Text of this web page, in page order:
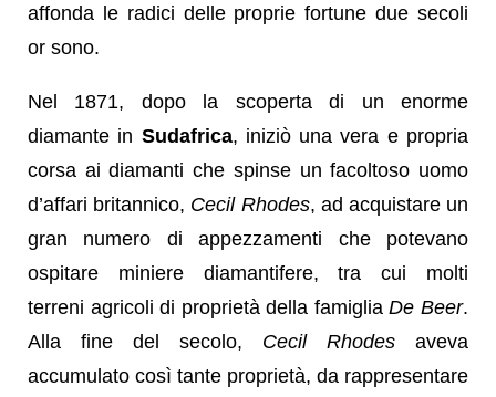
affonda le radici delle proprie fortune due secoli
or sono.
Nel 1871, dopo la scoperta di un enorme
diamante in Sudafrica, iniziò una vera e propria
corsa ai diamanti che spinse un facoltoso uomo
d’affari britannico, Cecil Rhodes, ad acquistare un
gran numero di appezzamenti che potevano
ospitare miniere diamantifere, tra cui molti
terreni agricoli di proprietà della famigliaDe Beer.
Alla fine del secolo, Cecil Rhodes aveva
accumulato così tante proprietà, da rappresentare